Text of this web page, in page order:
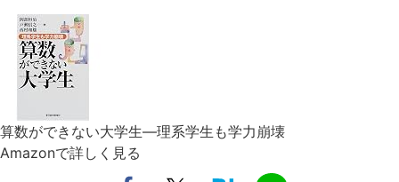
算数ができない大学生―理系学生も学力崩壊
Amazonで詳しく見る